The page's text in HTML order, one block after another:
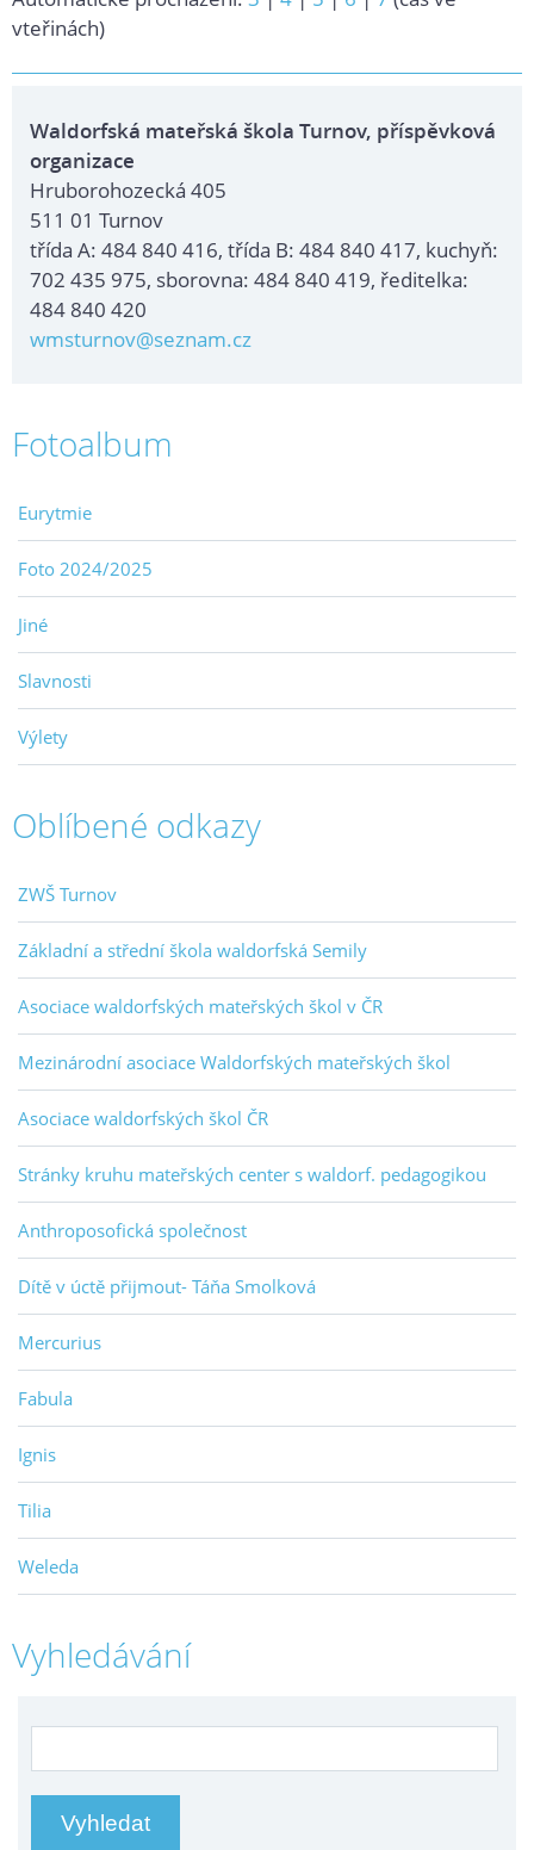
vteřinách)
Waldorfská mateřská škola Turnov, příspěvková
organizace
Hruborohozecká 405
511 01 Turnov
třída A: 484 840 416, třída B: 484 840 417, kuchyň:
702 435 975, sborovna: 484 840 419, ředitelka:
484 840 420
wmsturnov@seznam.cz
Fotoalbum
Eurytmie
Foto 2024/2025
Jiné
Slavnosti
Výlety
Oblíbené odkazy
ZWŠ Turnov
Základní a střední škola waldorfská Semily
Asociace waldorfských mateřských škol v ČR
Mezinárodní asociace Waldorfských mateřských škol
Asociace waldorfských škol ČR
Stránky kruhu mateřských center s waldorf. pedagogikou
Anthroposofická společnost
Dítě v úctě přijmout- Táňa Smolková
Mercurius
Fabula
Ignis
Tilia
Weleda
Vyhledávání